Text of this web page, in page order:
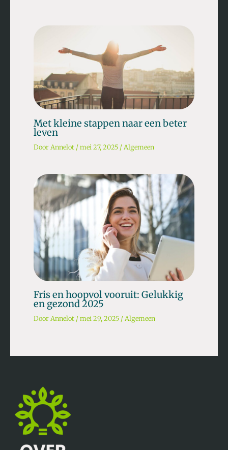
Met kleine stappen naar een beter
leven
Door Annelot /mei 27, 2025 / Algemeen
Fris en hoopvol vooruit: Gelukkig
en gezond 2025
Door Annelot /mei 29, 2025 /Algemeen